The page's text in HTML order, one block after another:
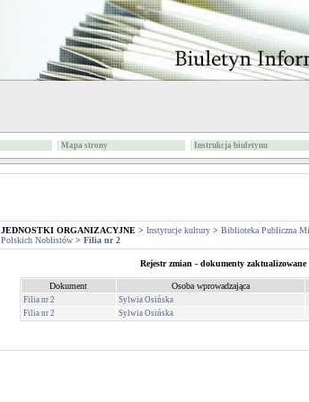
Mapa strony Instrukcja biuletynu
JEDNOSTKI ORGANIZACYJNE > Instytucje kultury > Biblioteka Publiczna
Polskich Noblistów > Filia nr 2
Rejestr zmian - dokumenty zaktualizowane
Dokument Osoba wprowadzająca
Filia nr 2 Sylwia Osińska
Filia nr 2
Sylwia Osińska